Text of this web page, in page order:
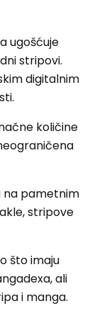
ugošćuje
stripovi.
digitalnim
količine
na pametnim
stripove
što imaju
ali
i manga.